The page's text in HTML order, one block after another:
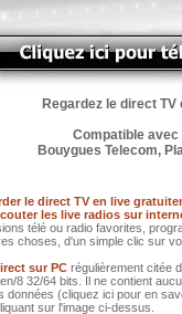
Regardez le direct
Compatible avec
Bouygues Telecom,
le direct TV en live
les live radios sur
télé ou radio favorites,
choses, d'un simple clic sur
sur PC régulièrement citée
8 32/64 bits. Il ne contient
données (cliquez ici pour en
sur l'image ci-dessus.